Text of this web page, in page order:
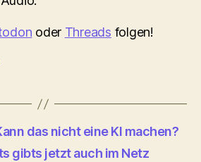
oder Threads folgen!
das nicht eine KI machen?
gibts jetzt auch im Netz